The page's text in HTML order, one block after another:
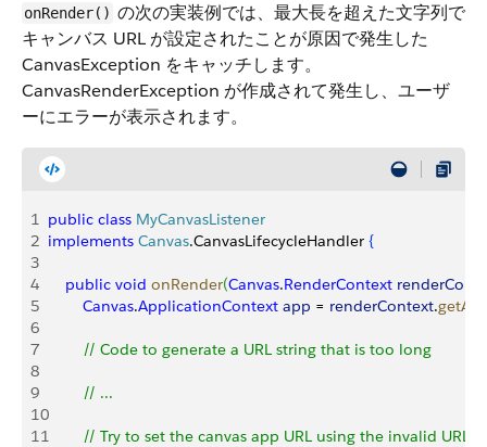
onRender() の次の実装例では、最大長を超えた文字列で
キャンバス URL が設定されたことが原因で発生した
CanvasException をキャッチします。
CanvasRenderException が作成されて発生し、ユーザ
ーにエラーが表示されます。
1 public class MyCanvasListener
2 implements Canvas.CanvasLifecycleHandler {
3
4
    public
void onRender(Canvas.RenderContext
5
        Canvas
.ApplicationContext app = renderContext.
6
7
        // Code to generate a URL string that is too long
8
9
        // ...
10
11
// Try to set the canvas app URL using the invalid URL